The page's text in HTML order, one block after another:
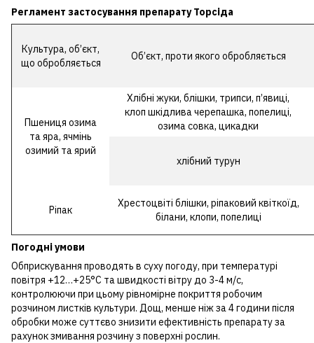
Регламент застосування препарату Торсіда
Культура, об’єкт,
що обробляється
Об’єкт, проти якого обробляється
Пшениця озима
та яра, ячмінь
озимий та ярий
Хлібні жуки, блішки, трипси, п’явиці,
клоп шкідлива черепашка, попелиці,
озима совка, цикадки
хлібний турун
Ріпак
Хрестоцвіті блішки, ріпаковий квіткоїд,
білани, клопи, попелиці
Погодні умови
Обприскування проводять в суху погоду, при температурі
повітря +12…+25°С та швидкості вітру до 3-4 м/с,
контролюючи при цьому рівномірне покриття робочим
розчином листків культури. Дощ, менше ніж за 4 години після
обробки може суттєво знизити ефективність препарату за
рахунок змивання розчину з поверхні рослин.